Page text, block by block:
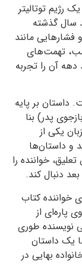
رژیم توتالیتر
سال گذشته
فشارهایی مانند
تهمت‌های
دهه آن را تجربه
بر پایه
پدر) بنا
زبان یکی از
و داستان‌ها
خواننده را
دنبال کند.
خواننده‌‌ کتاب
پاره‌ای از
نویسنده طوری
یک داستان
بهایی در